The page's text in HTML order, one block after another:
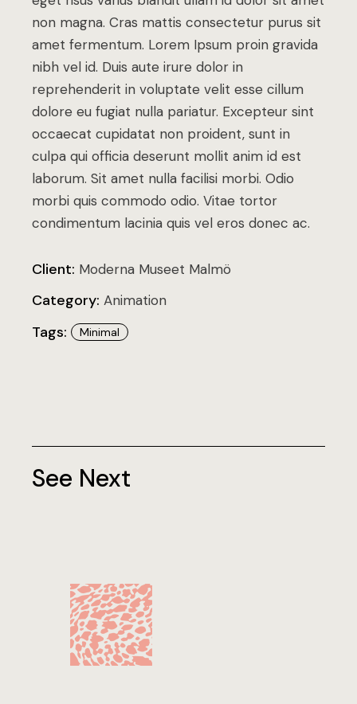
non magna. Cras mattis consectetur purus sit
amet fermentum. Lorem Ipsum proin gravida
nibh vel id. Duis aute irure dolor in
reprehenderit in voluptate velit esse cillum
dolore eu fugiat nulla pariatur. Excepteur sint
occaecat cupidatat non proident, sunt in
culpa qui officia deserunt mollit anim id est
laborum. Sit amet nulla facilisi morbi. Odio
morbi quis commodo odio. Vitae tortor
condimentum lacinia quis vel eros donec ac.
Client: Moderna Museet Malmö
Category: Animation
Tags: Minimal
See Next